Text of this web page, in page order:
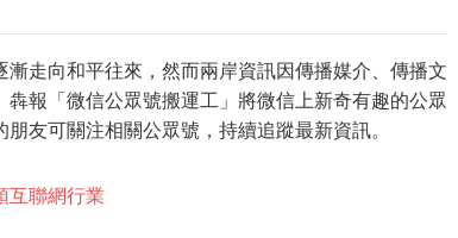
漸走向和平往來，然而兩岸資訊因傳播媒介、傳播文
報「微信公眾號搬運工」將微信上新奇有趣的公眾
友可關注相關公眾號，持續追蹤最新資訊。
互聯網行業